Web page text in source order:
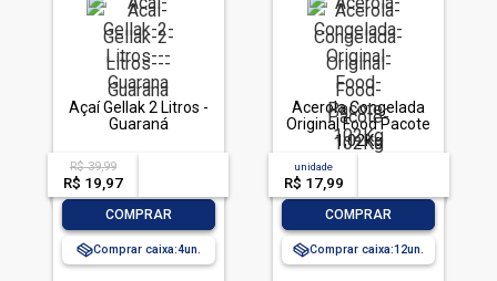
Açaí Gellak 2 Litros -
Guaraná
R$ 39,99
R$ 19,97
COMPRAR
Comprar caixa:4
Acerola Congelada
Original Food Pacote
1,02Kg
unidade
R$ 17,99
COMPRAR
Comprar caixa:12